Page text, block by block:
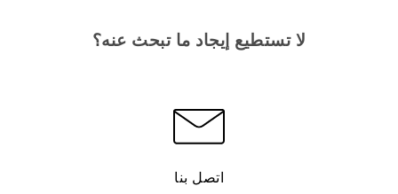
لا تستطيع إيجاد ما تبحث عنه؟
اتصل بنا